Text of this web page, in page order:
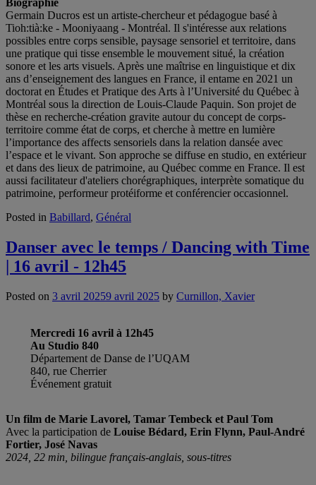
Biographie
Germain Ducros est un artiste-chercheur et pédagogue basé à
Tioh:tià:ke - Mooniyaang - Montréal. Il s'intéresse aux relations
possibles entre corps sensible, paysage sensoriel et territoire, dans
une pratique qui tisse ensemble le mouvement situé, la création
sonore et les arts visuels. Après une maîtrise en linguistique et dix
ans d’enseignement des langues en France, il entame en 2021 un
doctorat en Études et Pratique des Arts à l’Université du Québec à
Montréal sous la direction de Louis-Claude Paquin. Son projet de
thèse en recherche-création gravite autour du concept de corps-
territoire comme état de corps, et cherche à mettre en lumière
l’importance des affects sensoriels dans la relation dansée avec
l’espace et le vivant. Son approche se diffuse en studio, en extérieur
et dans des lieux de patrimoine, au Québec comme en France. Il est
aussi facilitateur d'ateliers chorégraphiques, interprète somatique du
patrimoine, performeur protéiforme et conférencier occasionnel.
Posted in Babillard, Général
Danser avec le temps / Dancing with Time
| 16 avril - 12h45
Posted on 3 avril 20259 avril 2025 by Curnillon, Xavier
Mercredi 16 avril à 12h45
Au Studio 840
Département de Danse de l’UQAM
840, rue Cherrier
Événement gratuit
Un film de Marie Lavorel, Tamar Tembeck et Paul Tom
Avec la participation de Louise Bédard, Erin Flynn, Paul-André
Fortier, José Navas
2024, 22 min, bilingue français-anglais, sous-titres